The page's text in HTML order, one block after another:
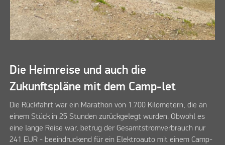
Die Heimreise und auch die
Zukunftspläne mit dem Camp-let
Die Rückfahrt war ein Marathon von 1.700 Kilometern, die an
einem Stück in 25 Stunden zurückgelegt wurden. Obwohl es
eine lange Reise war, betrug der Gesamtstromverbrauch nur
241 EUR - beeindruckend für ein Elektroauto mit einem Camp-